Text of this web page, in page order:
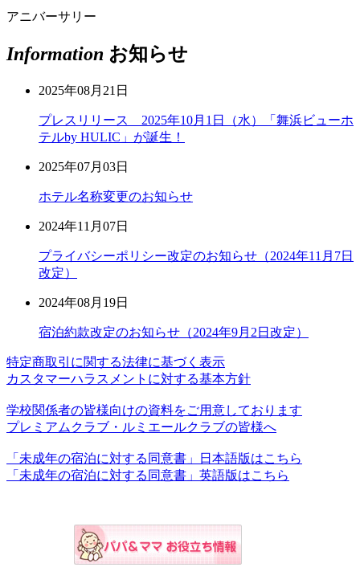
アニバーサリー
Information お知らせ
2025年08月21日
プレスリリース 2025年10月1日（水）「舞浜ビューホ
テルby HULIC」が誕生！
2025年07月03日
ホテル名称変更のお知らせ
2024年11月07日
プライバシーポリシー改定のお知らせ（2024年11月7日
改定）
2024年08月19日
宿泊約款改定のお知らせ（2024年9月2日改定）
特定商取引に関する法律に基づく表示
カスタマーハラスメントに対する基本方針
学校関係者の皆様向けの資料をご用意しております
プレミアムクラブ・ルミエールクラブの皆様へ
「未成年の宿泊に対する同意書」日本語版はこちら
「未成年の宿泊に対する同意書」英語版はこちら